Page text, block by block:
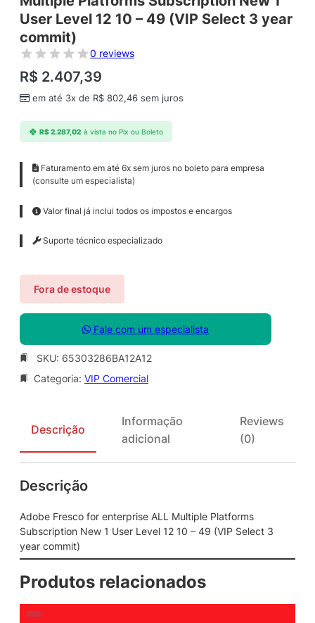
User Level 12 10 – 49 (VIP Select 3 year
commit)
0 reviews
R$ 2.407,39
em até 3x de R$ 802,46 sem juros
R$2.287,02 à vista no Pix ou Boleto
Faturamento em até 6x sem juros no boleto para empresa
(consulte um especialista)
Valor final já inclui todos os impostos e encargos
Suporte técnico especializado
Fora de estoque
Fale com um especialista
SKU: 65303286BA12A12
Categoria: VIP Comercial
Descrição
Informação
adicional
Reviews
(0)
Descrição
Adobe Fresco for enterprise ALL Multiple Platforms
Subscription New 1 User Level 12 10 – 49 (VIP Select 3
year commit)
Produtos relacionados